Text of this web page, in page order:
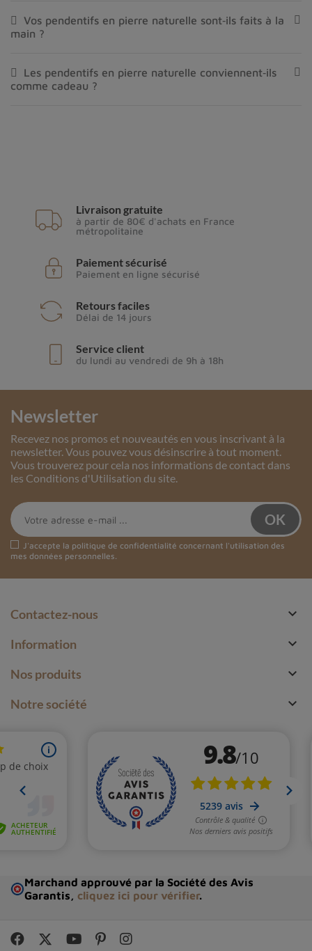
Vos pendentifs en pierre naturelle sont‑ils faits à la
main ?
Les pendentifs en pierre naturelle conviennent‑ils
comme cadeau ?
Livraison gratuite
à partir de 80€ d'achats en France
métropolitaine
Paiement sécurisé
Paiement en ligne sécurisé
Retours faciles
Délai de 14 jours
Service client
du lundi au vendredi de 9h à 18h
Newsletter
Recevez nos promos et nouveautés en vous inscrivant à la
newsletter. Vous pouvez vous désinscrire à tout moment.
Vous trouverez pour cela nos informations de contact dans
les Conditions d'Utilisation du site.
J'accepte la politique de confidentialité concernant l'utilisation des
mes données personnelles.
Contactez-nous 
Information 
Nos produits 
Notre société 
Marchand approuvé par la Société des Avis
Garantis, cliquez ici pour vérifier.